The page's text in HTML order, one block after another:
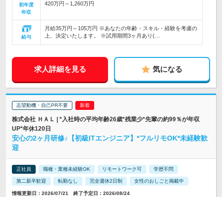
初年度
年収
420万円～1,260万円
給与
月給35万円～105万円 ※あなたの年齢・スキル・経験を考慮の
上、決定いたします。 ※試用期間3ヶ月あり(…
求人詳細を見る 気になる
志望動機・自己PR不要
株式会社 ＨＡＬ | *入社時の平均年齢26歳*残業少*先輩の約99％が年収
UP*年休120日
安心の2ヶ月研修♪【初級ITエンジニア】*フルリモOK*未経験歓
迎
正社員 職種・業種未経験OK リモートワーク可 学歴不問
第二新卒歓迎 転勤なし 完全週休2日制 女性のおしごと掲載中
情報更新日：2026/07/21 終了予定日：2026/08/24